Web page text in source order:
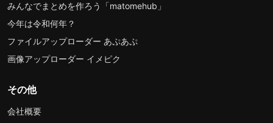
みんなでまとめを作ろう「matomehub」
今年は令和何年？
ファイルアップローダー あぷあぷ
画像アップローダー イメピク
その他
会社概要